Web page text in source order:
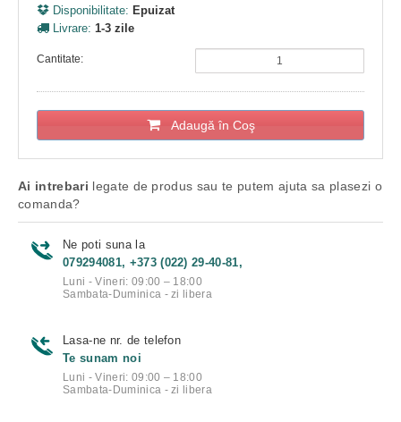
Disponibilitate: Epuizat
Livrare: 1-3 zile
Cantitate:
Adaugă în Coş
Ai intrebari legate de produs sau te putem ajuta sa plasezi o
comanda?
Ne poti suna la
079294081, +373 (022) 29-40-81,
Luni - Vineri: 09:00 – 18:00
Sambata-Duminica - zi libera
Lasa-ne nr. de telefon
Te sunam noi
Luni - Vineri: 09:00 – 18:00
Sambata-Duminica - zi libera